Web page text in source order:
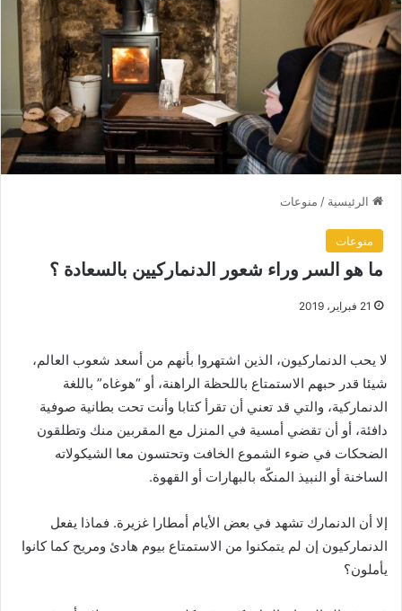
الرئيسية / منوعات
منوعات
ما هو السر وراء شعور الدنماركيين بالسعادة ؟
21 فبراير، 2019
لا يحب الدنماركيون، الذين اشتهروا بأنهم من أسعد شعوب العالم،
شيئا قدر حبهم الاستمتاع باللحظة الراهنة، أو “هوغاه” باللغة
الدنماركية، والتي قد تعني أن تقرأ كتابا وأنت تحت بطانية صوفية
دافئة، أو أن تقضي أمسية في المنزل مع المقربين منك وتطلقون
الضحكات في ضوء الشموع الخافت وتحتسون معا الشيكولاته
الساخنة أو النبيذ المنكّه بالبهارات أو القهوة.
إلا أن الدنمارك تشهد في بعض الأيام أمطارا غزيرة. فماذا يفعل
الدنماركيون إن لم يتمكنوا من الاستمتاع بيوم هادئ ومريح كما كانوا
يأملون؟